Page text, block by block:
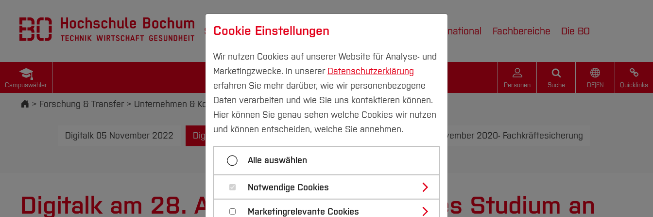
Studium Forschung & Transfer International Fachbereiche Die BO
Campuswähler Personen Suche DE| EN Quicklinks
Startseite
Forschung & Transfer Unternehmen & Kooperation Digitalk 28. April 2021 - kooperatives Studium
Digitalk 05 November 2022 Digitalk 28. April 2021 - kooperatives Studium Digitalk 12. November 2020- Fachkräftesicherung
Digitalk am 28. April 2021: Kooperatives Studium an
Cookie Einstellungen
Wir nutzen Cookies auf unserer Website für Analyse- und
Marketingzwecke. In unserer Datenschutzerklärung
erfahren Sie mehr darüber, wie wir personenbezogene
Daten verarbeiten und wie Sie uns kontaktieren können.
Hier können Sie genau sehen welche Cookies wir nutzen
und können entscheiden, welche Sie annehmen.
Alle auswählen
Notwendige Cookies
Marketingrelevante Cookies